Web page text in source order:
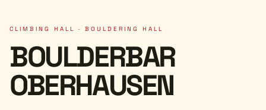
CLIMBING HALL · BOULDERING HALL
BOULDERBAR
OBERHAUSEN